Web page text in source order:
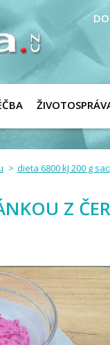
dieta 6800 kJ 200 g
Z